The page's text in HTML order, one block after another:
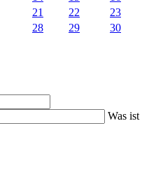
21 22
23
28 29
30
Was ist